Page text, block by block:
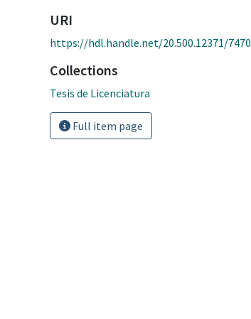
URI
https://hdl.handle.net/20.500.12371/7470
Collections
Tesis de Licenciatura
Full item page